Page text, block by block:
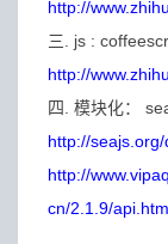
http://
三. js :
http://
四. 模块化：
http://
http://
cn/2.1.9/